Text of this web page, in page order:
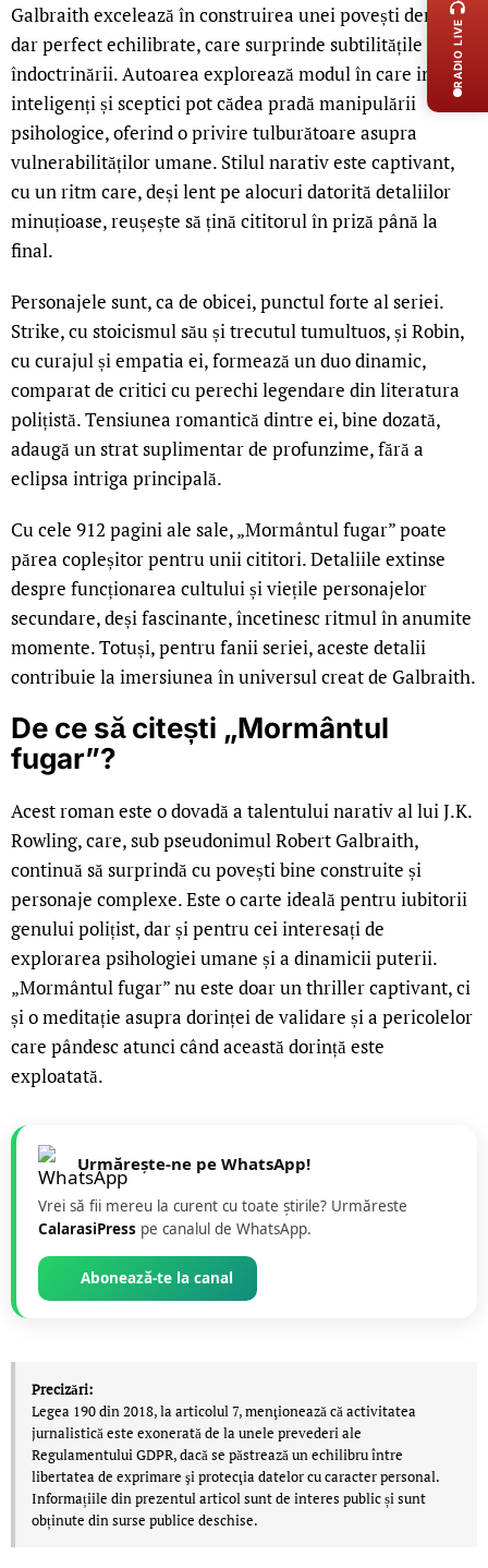
Galbraith excelează în construirea unei povești dense,
dar perfect echilibrate, care surprinde subtilitățile
îndoctrinării. Autoarea explorează modul în care indivizi
inteligenți și sceptici pot cădea pradă manipulării
psihologice, oferind o privire tulburătoare asupra
vulnerabilităților umane. Stilul narativ este captivant,
cu un ritm care, deși lent pe alocuri datorită detaliilor
minuțioase, reușește să țină cititorul în priză până la
final.
Personajele sunt, ca de obicei, punctul forte al seriei.
Strike, cu stoicismul său și trecutul tumultuos, și Robin,
cu curajul și empatia ei, formează un duo dinamic,
comparat de critici cu perechi legendare din literatura
polițistă. Tensiunea romantică dintre ei, bine dozată,
adaugă un strat suplimentar de profunzime, fără a
eclipsa intriga principală.
Cu cele 912 pagini ale sale, „Mormântul fugar” poate
părea copleșitor pentru unii cititori. Detaliile extinse
despre funcționarea cultului și viețile personajelor
secundare, deși fascinante, încetinesc ritmul în anumite
momente. Totuși, pentru fanii seriei, aceste detalii
contribuie la imersiunea în universul creat de Galbraith.
De ce să citești „Mormântul
fugar”?
Acest roman este o dovadă a talentului narativ al lui J.K.
Rowling, care, sub pseudonimul Robert Galbraith,
continuă să surprindă cu povești bine construite și
personaje complexe. Este o carte ideală pentru iubitorii
genului polițist, dar și pentru cei interesați de
explorarea psihologiei umane și a dinamicii puterii.
„Mormântul fugar” nu este doar un thriller captivant, ci
și o meditație asupra dorinței de validare și a pericolelor
care pândesc atunci când această dorință este
exploatată.
Urmărește-ne pe WhatsApp!
Vrei să fii mereu la curent cu toate știrile? Urmăreste
CalarasiPress pe canalul de WhatsApp.
Abonează-te la canal
Precizări:
Legea 190 din 2018, la articolul 7, menţionează că activitatea
jurnalistică este exonerată de la unele prevederi ale
Regulamentului GDPR, dacă se păstrează un echilibru între
libertatea de exprimare şi protecţia datelor cu caracter personal.
Informațiile din prezentul articol sunt de interes public și sunt
obținute din surse publice deschise.
RADIO LIVE